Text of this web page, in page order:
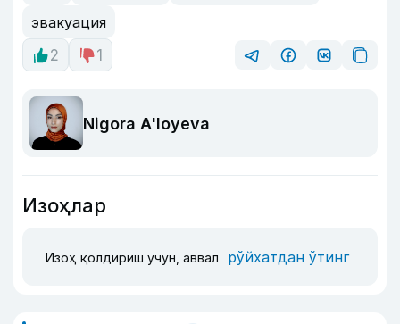
эвакуация
2
1
Nigora A'loyeva
Изоҳлар
Изоҳ қолдириш учун, аввал рўйхатдан ўтинг